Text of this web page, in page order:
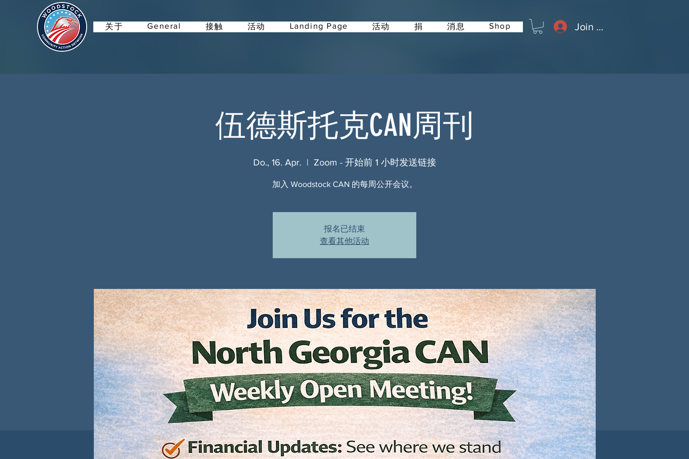
关于 General 接触 活动 Landing Page 活动 捐 消息 Shop Join or Log In
伍德斯托克CAN周刊
Do., 16. Apr.
  |
Zoom - 开始前 1 小时发送链接
加入 Woodstock CAN 的每周公开会议。
报名已结束
查看其他活动